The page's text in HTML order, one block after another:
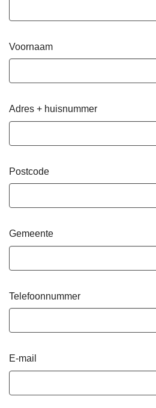
Voornaam
Adres + huisnummer
Postcode
Gemeente
Telefoonnummer
E-mail